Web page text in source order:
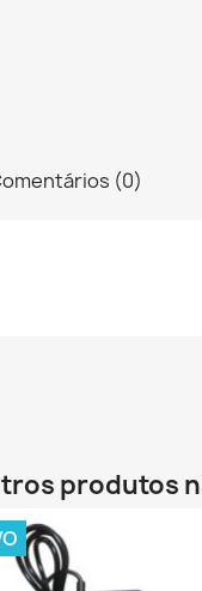
(0)
produtos